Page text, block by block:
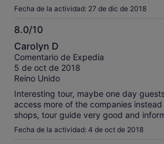
Fecha de la actividad: 27 de dic de 2018
8.0/10
8.0
sobre
10
Carolyn D
Comentario de Expedia
5 de oct de 2018
Reino Unido
Interesting tour, maybe one day
access more of the companies
shops, tour guide very good and
Fecha de la actividad: 4 de oct de 2018